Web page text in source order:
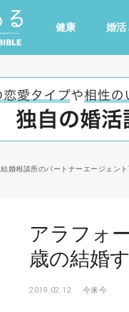
健康 婚活
カルチャー・トレンド・芸
結婚相談所のパートナーエージェント
アラフォ
歳の結婚
2019.02.12 今来今